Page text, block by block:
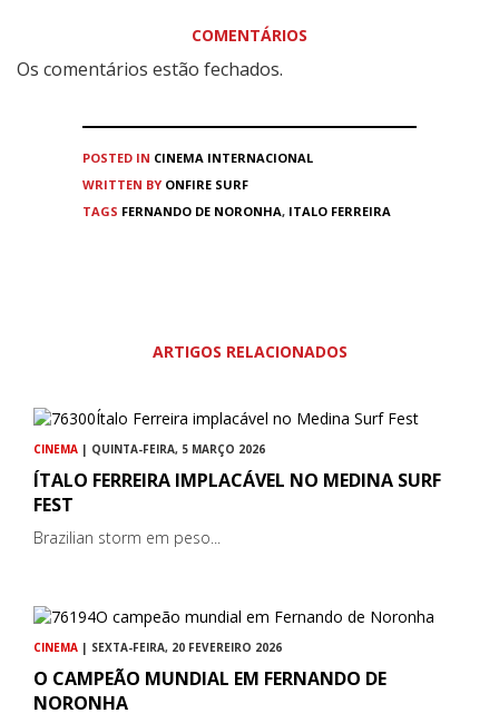
COMENTÁRIOS
Os comentários estão fechados.
POSTED IN CINEMA INTERNACIONAL
WRITTEN BY ONFIRE SURF
TAGS FERNANDO DE NORONHA, ITALO FERREIRA
ARTIGOS RELACIONADOS
CINEMA | QUINTA-FEIRA, 5 MARÇO 2026
ÍTALO FERREIRA IMPLACÁVEL NO MEDINA SURF
FEST
Brazilian storm em peso...
CINEMA | SEXTA-FEIRA, 20 FEVEREIRO 2026
O CAMPEÃO MUNDIAL EM FERNANDO DE
NORONHA